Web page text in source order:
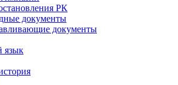
РК
документы
документы
язык